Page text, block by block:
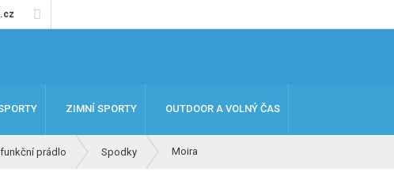
ZIMNÍ SPORTY OUTDOOR A VOLNÝ ČAS
prádlo Spodky Moira